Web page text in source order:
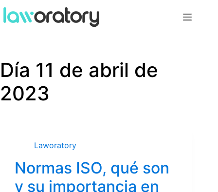
Día 11 de abril de
2023
Laworatory
Normas ISO, qué son
y su importancia en